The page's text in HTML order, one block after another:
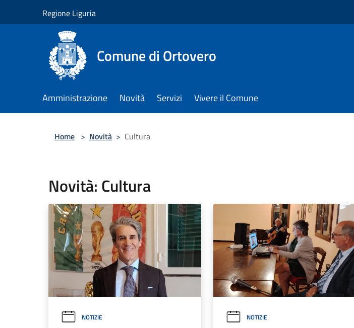
Regione Liguria
Comune di Ortovero
Amministrazione Novità Servizi Vivere il Comune
Home > Novità > Cultura
Novità: Cultura
NOTIZIE NOTIZIE